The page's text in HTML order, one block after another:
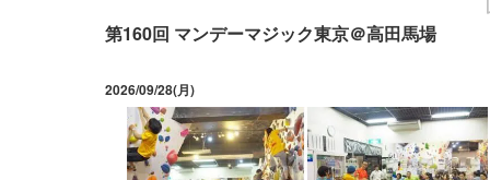
第160回 マンデーマジック東京＠高田馬場
2026/09/28(月)